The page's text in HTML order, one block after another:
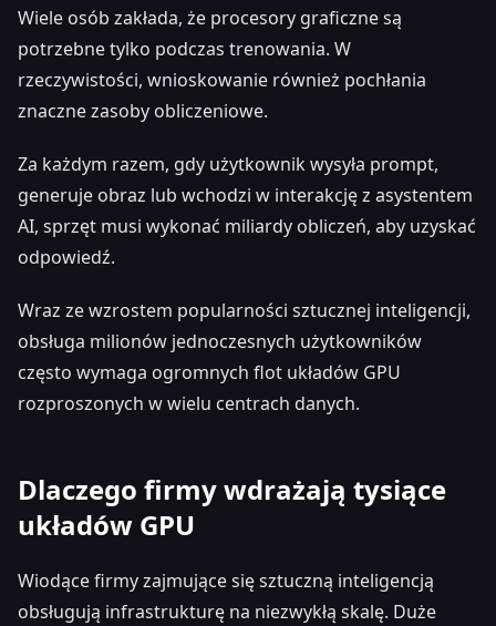
Wiele osób zakłada, że procesory graficzne są
potrzebne tylko podczas trenowania. W
rzeczywistości, wnioskowanie również pochłania
znaczne zasoby obliczeniowe.
Za każdym razem, gdy użytkownik wysyła prompt,
generuje obraz lub wchodzi w interakcję z asystentem
AI, sprzęt musi wykonać miliardy obliczeń, aby uzyskać
odpowiedź.
Wraz ze wzrostem popularności sztucznej inteligencji,
obsługa milionów jednoczesnych użytkowników
często wymaga ogromnych flot układów GPU
rozproszonych w wielu centrach danych.
Dlaczego firmy wdrażają tysiące
układów GPU
Wiodące firmy zajmujące się sztuczną inteligencją
obsługują infrastrukturę na niezwykłą skalę. Duże